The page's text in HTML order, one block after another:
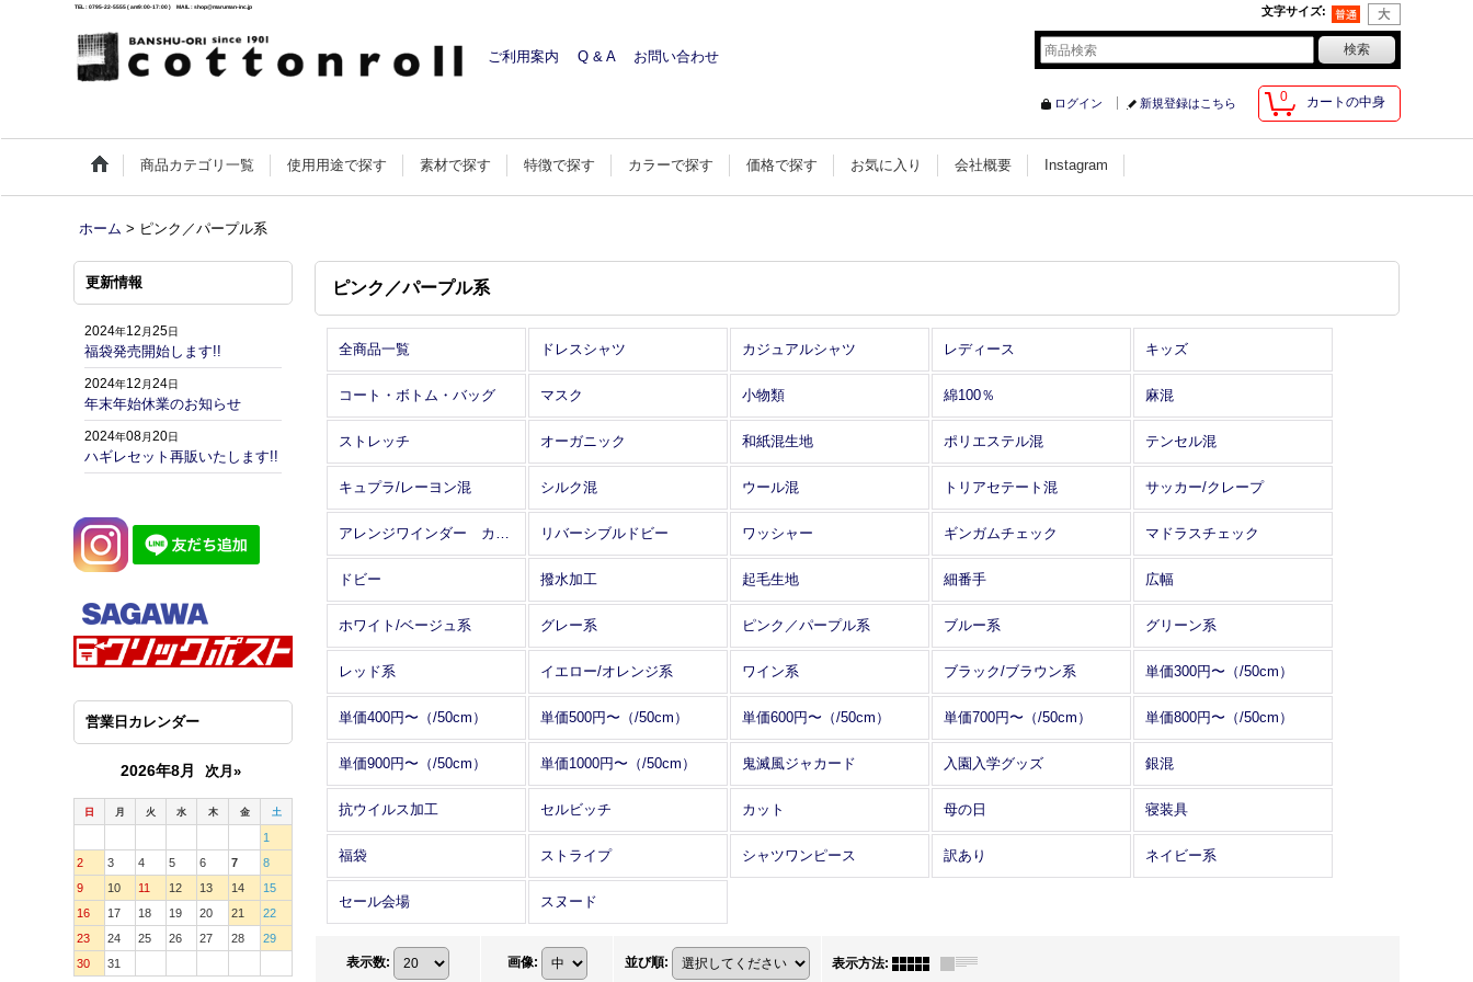
TEL : 0795-22-5555 ( am9:00-17:00 ) MAIL : shop@maruman-inc.jp 文字サイズ:
ご利用案内 Q & A お問い合わせ
0 カートの中身
ログイン 新規登録はこちら
商品カテゴリ一覧 使用用途で探す 素材で探す 特徴で探す カラーで探す 価格で探す お気に入り 会社概要 Instagram
ホーム > ピンク／パープル系
更新情報
2024年12 月25日
福袋発売開始します!!
2024年12 月24日
年末年始休業のお知らせ
2024年08月20日
ハギレセット再販いたします!!
営業日カレンダー
2026年8月 次月»
日 月 火 水 木 金 土
1
2
3 4 5 6 7
8
9
10 11 12 13 14
15
16
17 18 19 20 21
22
23
24 25 26 27 28
29
30
31
ピンク／パープル系
全商品一覧 ドレスシャツ カジュアルシャツ レディース キッズ
コート・ボトム・バッグ マスク 小物類 綿100％ 麻混
ストレッチ オーガニック 和紙混生地 ポリエステル混 テンセル混
キュプラ/レーヨン混 シルク混 ウール混 トリアセテート混 サッカー/クレープ
アレンジワインダー カットジャカード リバーシブルドビー ワッシャー ギンガムチェック マドラスチェック
ドビー 撥水加工 起毛生地 細番手 広幅
ホワイト/ベージュ系 グレー系 ピンク／パープル系 ブルー系 グリーン系
レッド系 イエロー/オレンジ系 ワイン系 ブラック/ブラウン系 単価300円〜（/50cm）
単価400円〜（/50cm） 単価500円〜（/50cm） 単価600円〜（/50cm） 単価700円〜（/50cm） 単価800円〜（/50cm）
単価900円〜（/50cm） 単価1000円〜（/50cm） 鬼滅風ジャカード 入園入学グッズ 銀混
抗ウイルス加工 セルビッチ カット 母の日 寝装具
福袋 ストライプ シャツワンピース 訳あり ネイビー系
セール会場 スヌード
表示数: 画像: 並び順: 表示方法: